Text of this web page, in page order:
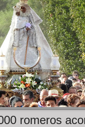
romeros